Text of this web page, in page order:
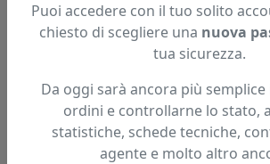
Articolo non trovato.
Hai trovato questo prodotto ad un
Fai una segnalazione
Puoi accedere con il tuo solito
chiesto di scegliere una nuova
tua sicurezza.
Da oggi sarà ancora più
ordini e controllarne lo stato,
statistiche, schede tecniche,
agente e molto altro